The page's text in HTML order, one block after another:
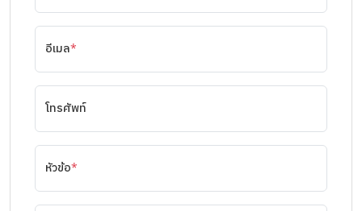
อีเมล*
โทรศัพท์
หัวข้อ*